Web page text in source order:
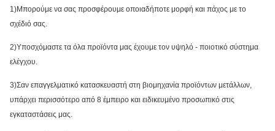
1)Μπορούμε να σας προσφέρουμε οποιαδήποτε μορφή και πάχος με το
σχέδιό σας.
2)Υποσχόμαστε τα όλα προϊόντα μας έχουμε τον υψηλό - ποιοτικό σύστημα
ελέγχου.
3)Σαν επαγγελματικό κατασκευαστή στη βιομηχανία προϊόντων μετάλλων,
υπάρχει περισσότερο από 8 έμπειρο και ειδικευμένο προσωπικό στις
εγκαταστάσεις μας.